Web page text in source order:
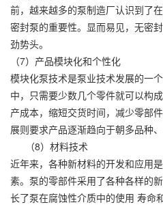
前，越来越多的泵制造厂认识到了
密封泵的重要性。显而易见，无密
劲势头。
（7）产品模块化和个性化
模块化泵技术是泵业技术发展的一
中，只需要少数几个零件就可以构
产成本，缩短交货时间，减少零部
展则要求产品逐渐趋向于朝多品种
（8）材料技术
近年来，各种新材料的开发和应用
素。泵的零部件采用了各种各样的
长了泵在腐蚀性介质中的使用 寿命